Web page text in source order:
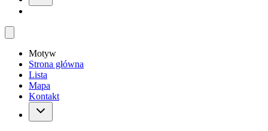
Motyw
Strona główna
Lista
Mapa
Kontakt